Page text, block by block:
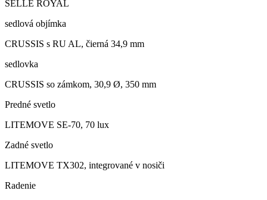
SELLE ROYAL
sedlová objímka
CRUSSIS s RU AL, čierná 34,9 mm
sedlovka
CRUSSIS so zámkom, 30,9 Ø, 350 mm
Predné svetlo
LITEMOVE SE-70, 70 lux
Zadné svetlo
LITEMOVE TX302, integrované v nosiči
Radenie